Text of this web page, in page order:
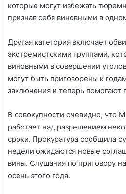
которые могут избежать
признав себя виновными в
Другая категория включает
экстремистскими группами,
виновными в совершении
могут быть приговорены к
заключения и теперь помогают
В совокупности очевидно, что
работает над разрешением
сроки. Прокуратура сообщила
недели ожидаются новые
вины. Слушания по приговору
осень этого года.